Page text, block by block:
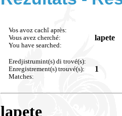
Vos avoz cachî après:
Vous avez cherché:
You have searched:
lapete
Eredjistrumint(s) di trové(s):
Enregistrement(s) trouvé(s):
Matches:
1
lapete